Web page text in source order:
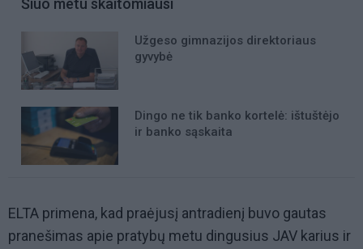
Šiuo metu skaitomiausi
Užgeso gimnazijos direktoriaus
gyvybė
Dingo ne tik banko kortelė: ištuštėjo
ir banko sąskaita
ELTA primena, kad praėjusį antradienį buvo gautas
pranešimas apie pratybų metu dingusius JAV karius ir